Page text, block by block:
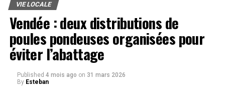
VIE LOCALE
Vendée : deux distributions de
poules pondeuses organisées pour
éviter l’abattage
Published 4 mois ago on 31 mars 2026
By Esteban